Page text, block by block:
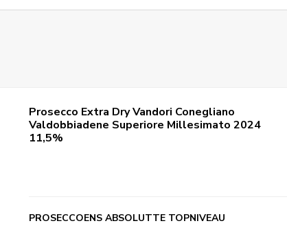
Prosecco Extra Dry Vandori Conegliano
Valdobbiadene Superiore Millesimato 2024
11,5%
PROSECCOENS ABSOLUTTE TOPNIVEAU